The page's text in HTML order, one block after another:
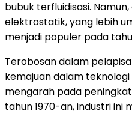
bubuk terfluidisasi.
elektrostatik, yang lebih
menjadi populer pada
Terobosan dalam
kemajuan dalam
mengarah pada
tahun 1970-an, industri ini